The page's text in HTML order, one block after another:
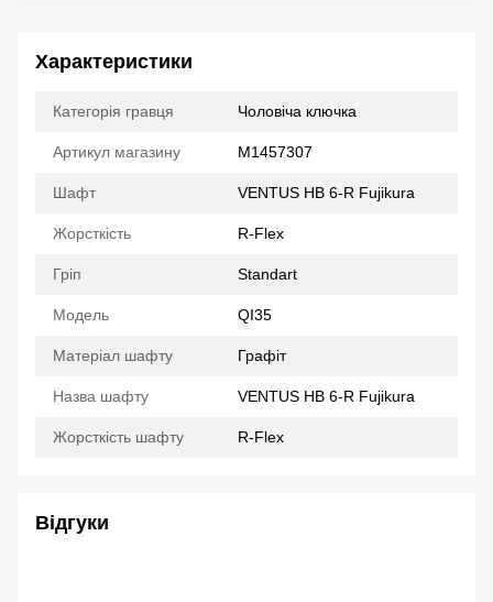
Характеристики
Категорія гравця Чоловіча ключка
Артикул магазину M1457307
Шафт VENTUS HB 6-R Fujikura
Жорсткість R-Flex
Гріп Standart
Модель QI35
Матеріал шафту Графіт
Назва шафту VENTUS HB 6-R Fujikura
Жорсткість шафту R-Flex
Відгуки